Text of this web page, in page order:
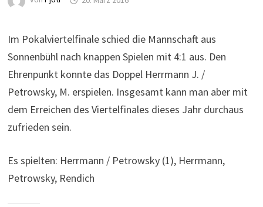
Im Pokalviertelfinale schied die Mannschaft aus
Sonnenbühl nach knappen Spielen mit 4:1 aus. Den
Ehrenpunkt konnte das Doppel Herrmann J. /
Petrowsky, M. erspielen. Insgesamt kann man aber mit
dem Erreichen des Viertelfinales dieses Jahr durchaus
zufrieden sein.
Es spielten: Herrmann / Petrowsky (1), Herrmann,
Petrowsky, Rendich